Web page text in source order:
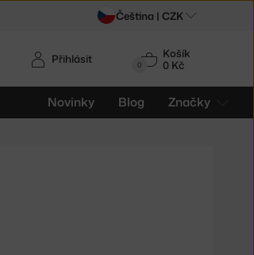
0
Košík
0 Kč
Novinky Blog Značky
Přihlásit
Čeština | CZK